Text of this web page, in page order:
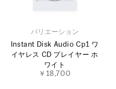
バリエーション
Instant Disk Audio Cp1 ワ
イヤレス CD プレイヤー ホ
ワイト
￥18,700